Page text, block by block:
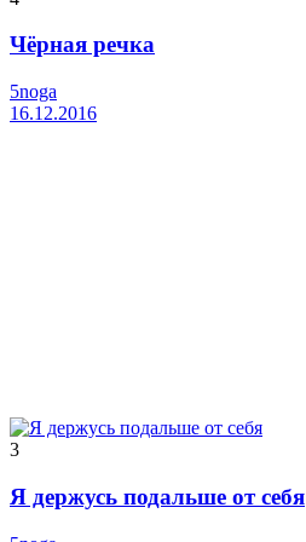
Чёрная речка
5noga
16.12.2016
3
Я держусь подальше от себя